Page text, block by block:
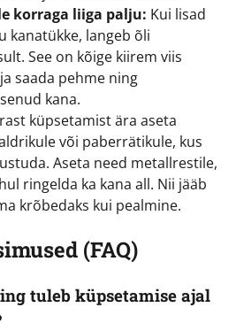
korraga liiga palju: Kui lisad
kanatükke, langeb õli
See on kõige kiirem viis
saada pehme ning
kana.
küpsetamist ära aseta
või paberrätikule, kus
Aseta need metallrestile,
ringelda ka kana all. Nii jääb
krõbedaks kui pealmine.
(FAQ)
tuleb küpsetamise ajal